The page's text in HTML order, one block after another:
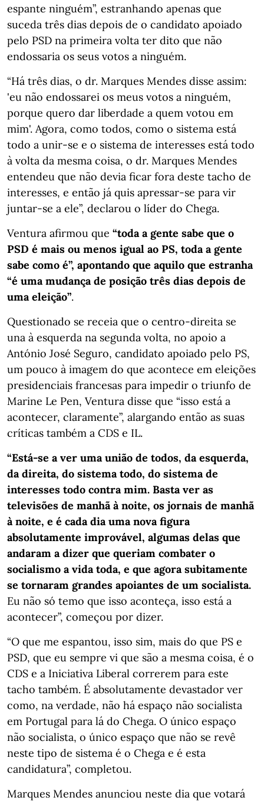
espante ninguém”, estranhando apenas que
suceda três dias depois de o candidato apoiado
pelo PSD na primeira volta ter dito que não
endossaria os seus votos a ninguém.
“Há três dias, o dr. Marques Mendes disse assim:
'eu não endossarei os meus votos a ninguém,
porque quero dar liberdade a quem votou em
mim'. Agora, como todos, como o sistema está
todo a unir-se e o sistema de interesses está todo
à volta da mesma coisa, o dr. Marques Mendes
entendeu que não devia ficar fora deste tacho de
interesses, e então já quis apressar-se para vir
juntar-se a ele”, declarou o líder do Chega.
Ventura afirmou que “toda a gente sabe que o
PSD é mais ou menos igual ao PS, toda a gente
sabe como é”, apontando que aquilo que estranha
“é uma mudança de posição três dias depois de
uma eleição”.
Questionado se receia que o centro-direita se
una à esquerda na segunda volta, no apoio a
António José Seguro, candidato apoiado pelo PS,
um pouco à imagem do que acontece em eleições
presidenciais francesas para impedir o triunfo de
Marine Le Pen, Ventura disse que “isso está a
acontecer, claramente”, alargando então as suas
críticas também a CDS e IL.
“Está-se a ver uma união de todos, da esquerda,
da direita, do sistema todo, do sistema de
interesses todo contra mim. Basta ver as
televisões de manhã à noite, os jornais de manhã
à noite, e é cada dia uma nova figura
absolutamente improvável, algumas delas que
andaram a dizer que queriam combater o
socialismo a vida toda, e que agora subitamente
se tornaram grandes apoiantes de um socialista.
Eu não só temo que isso aconteça, isso está a
acontecer”, começou por dizer.
“O que me espantou, isso sim, mais do que PS e
PSD, que eu sempre vi que são a mesma coisa, é o
CDS e a Iniciativa Liberal correrem para este
tacho também. É absolutamente devastador ver
como, na verdade, não há espaço não socialista
em Portugal para lá do Chega. O único espaço
não socialista, o único espaço que não se revê
neste tipo de sistema é o Chega e é esta
candidatura”, completou.
Marques Mendes anunciou neste dia que votará